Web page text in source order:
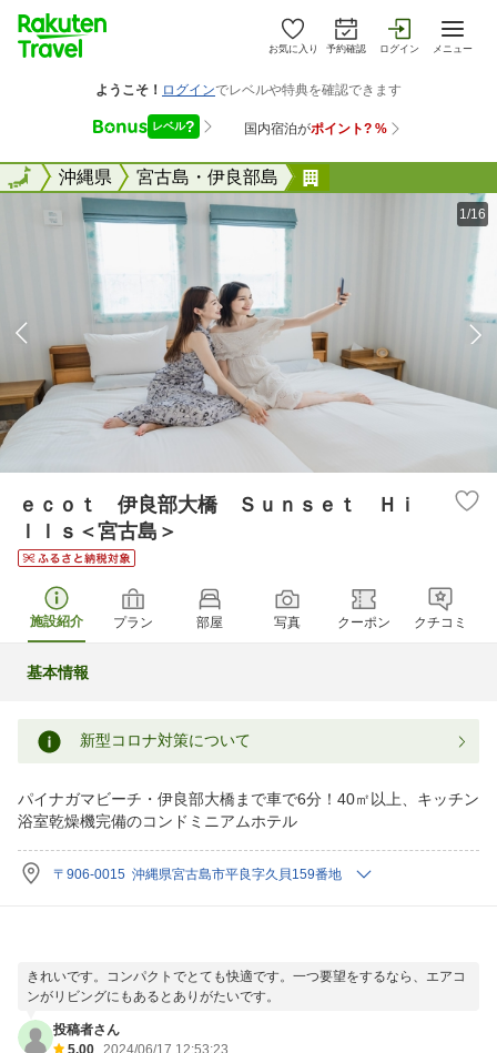
お気に入り 予約確認 ログイン メニュー
全国沖縄県 宮古島・伊良部島
全国
1/16
ｅｃｏｔ 伊良部大橋 Ｓｕｎｓｅｔ Ｈｉ
ｌｌｓ＜宮古島＞
施設紹介 プラン 部屋 写真 クーポン クチコミ
基本情報
新型コロナ対策について
パイナガマビーチ・伊良部大橋まで車で6分！40㎡以上、キッチン
浴室乾燥機完備のコンドミニアムホテル
〒906-0015 沖縄県宮古島市平良字久貝159番地
きれいです。コンパクトでとても快適です。一つ要望をするなら、エアコ
ンがリビングにもあるとありがたいです。
投稿者さん
5.00 2024/06/17 12:53:23